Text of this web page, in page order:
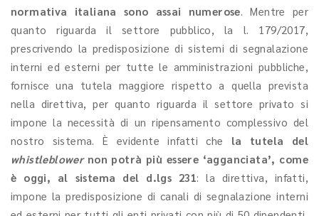
normativa italiana sono assai numerose. Mentre per
quanto riguarda il settore pubblico, la l. 179/2017,
prescrivendo la predisposizione di sistemi di segnalazione
interni ed esterni per tutte le amministrazioni pubbliche,
fornisce una tutela maggiore rispetto a quella prevista
nella direttiva, per quanto riguarda il settore privato si
impone la necessità di un ripensamento complessivo del
nostro sistema. È evidente infatti che la tutela del
whistleblowernon potrà più essere ‘agganciata’, come
è oggi, al sistema del d.lgs 231: la direttiva, infatti,
impone la predisposizione di canali di segnalazione interni